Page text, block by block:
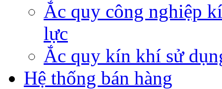
Ắc quy công nghiệp
lực
Ắc quy kín khí sử
Hệ thống bán hàng